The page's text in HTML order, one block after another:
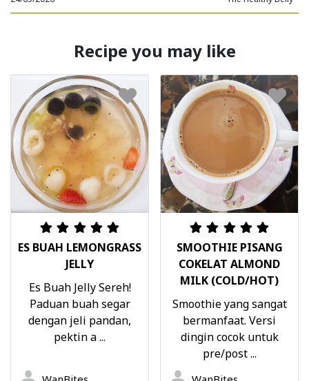
Recipe you may like
ES BUAH LEMONGRASS
JELLY
Es Buah Jelly Sereh!
Paduan buah segar
dengan jeli pandan,
pektin a ...
SMOOTHIE PISANG
COKELAT ALMOND
MILK (COLD/HOT)
Smoothie yang sangat
bermanfaat. Versi
dingin cocok untuk
pre/post ...